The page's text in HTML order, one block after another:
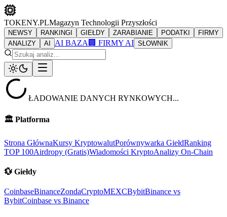
TOKENY.PLMagazyn Technologii Przyszłości
NEWSY RANKINGI GIEŁDY ZARABIANIE PODATKI
FIRMY
ANALIZY
AI AI BAZA 🏢 FIRMY AI SŁOWNIK
ŁADOWANIE DANYCH RYNKOWYCH...
🏛️ Platforma
Strona GłównaKursy KryptowalutPorównywarka GiełdRanking
TOP 100Airdropy (Gratis)Wiadomości KryptoAnalizy On-Chain
💱 Giełdy
CoinbaseBinanceZondaCryptoMEXCBybitBinance vs
BybitCoinbase vs Binance